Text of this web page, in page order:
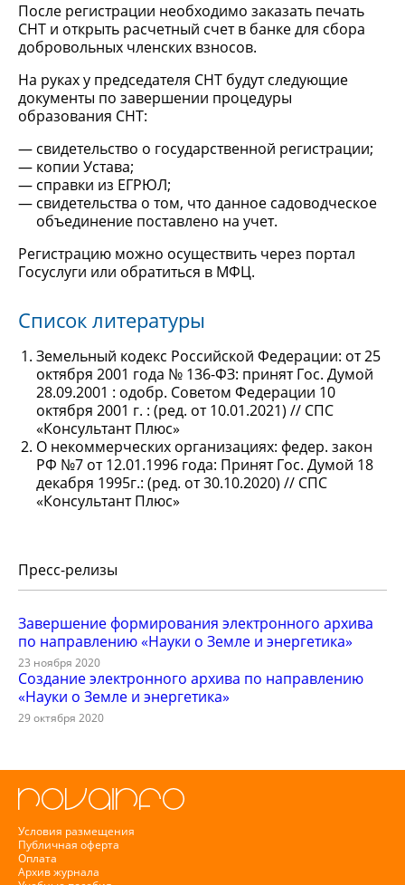
После регистрации необходимо заказать печать
СНТ и открыть расчетный счет в банке для сбора
добровольных членских взносов.
На руках у председателя СНТ будут следующие
документы по завершении процедуры
образования СНТ:
свидетельство о государственной регистрации;
копии Устава;
справки из ЕГРЮЛ;
свидетельства о том, что данное садоводческое
объединение поставлено на учет.
Регистрацию можно осуществить через портал
Госуслуги или обратиться в МФЦ.
Список литературы
Земельный кодекс Российской Федерации: от 25
октября 2001 года № 136-ФЗ: принят Гос. Думой
28.09.2001 : одобр. Советом Федерации 10
октября 2001 г. : (ред. от 10.01.2021) // СПС
«Консультант Плюс»
О некоммерческих организациях: федер. закон
РФ №7 от 12.01.1996 года: Принят Гос. Думой 18
декабря 1995г.: (ред. от 30.10.2020) // СПС
«Консультант Плюс»
Пресс-релизы
Завершение формирования электронного архива
по направлению «Науки о Земле и энергетика»
23 ноября 2020
Создание электронного архива по направлению
«Науки о Земле и энергетика»
29 октября 2020
Условия размещения
Публичная оферта
Оплата
Архив журнала